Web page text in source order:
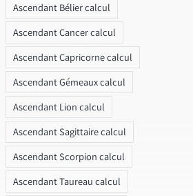
Ascendant Bélier calcul
Ascendant Cancer calcul
Ascendant Capricorne calcul
Ascendant Gémeaux calcul
Ascendant Lion calcul
Ascendant Sagittaire calcul
Ascendant Scorpion calcul
Ascendant Taureau calcul